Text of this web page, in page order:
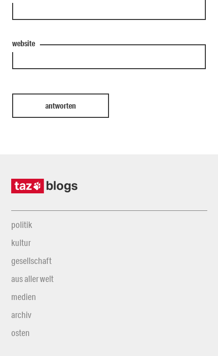
website
politik
kultur
gesellschaft
aus aller welt
medien
archiv
osten